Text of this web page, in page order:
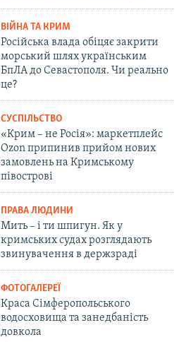
ВІЙНА ТА КРИМ
Російська влада обіцяє закрити
морський шлях українським
БпЛА до Севастополя. Чи реально
це?
СУСПІЛЬСТВО
«Крим – не Росія»: маркетплейс
Ozon припинив прийом нових
замовлень на Кримському
півострові
ПРАВА ЛЮДИНИ
Мить – і ти шпигун. Як у
кримських судах розглядають
звинувачення в держзраді
ФОТОГАЛЕРЕЇ
Краса Сімферопольського
водосховища та занедбаність
довкола